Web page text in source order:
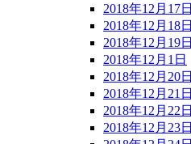
2018年12月17日
2018年12月18日
2018年12月19日
2018年12月1日
2018年12月20日
2018年12月21日
2018年12月22日
2018年12月23日